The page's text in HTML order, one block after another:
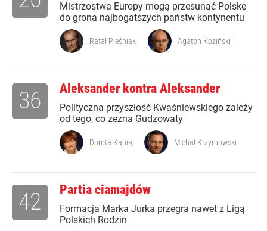
Mistrzostwa Europy mogą przesunąć Polskę
do grona najbogatszych państw kontynentu
Rafał Pleśniak Agaton Koziński
Aleksander kontra Aleksander
Polityczna przyszłość Kwaśniewskiego zależy
od tego, co zezna Gudzowaty
36
Dorota Kania Michał Krzymowski
Partia ciamajdów
Formacja Marka Jurka przegra nawet z Ligą
Polskich Rodzin
42